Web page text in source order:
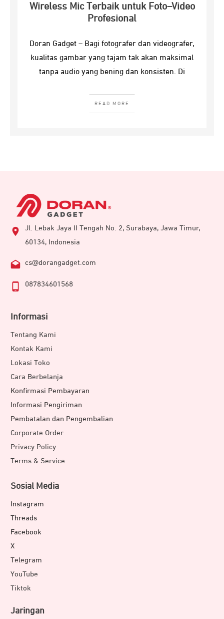
Wireless Mic Terbaik untuk Foto–Video
Profesional
Doran Gadget – Bagi fotografer dan videografer,
kualitas gambar yang tajam tak akan maksimal
tanpa audio yang bening dan konsisten. Di
READ MORE
Jl. Lebak Jaya II Tengah No. 2, Surabaya, Jawa Timur,
60134, Indonesia
cs@dorangadget.com
087834601568
Informasi
Tentang Kami
Kontak Kami
Lokasi Toko
Cara Berbelanja
Konfirmasi Pembayaran
Informasi Pengiriman
Pembatalan dan Pengembalian
Corporate Order
Privacy Policy
Terms & Service
Sosial Media
Instagram
Threads
Facebook
X
Telegram
YouTube
Tiktok
Jaringan